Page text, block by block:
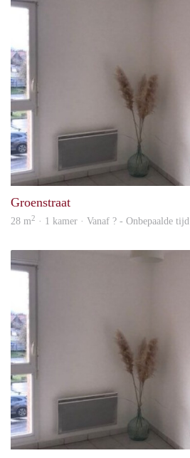
Groenstraat
28 m2 · 1 kamer · Vanaf ? - Onbepaalde tijd